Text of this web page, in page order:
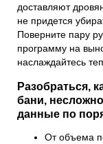
доставляют
не придется
Поверните пару
программу на
наслаждайтесь
Разобраться,
бани,
данные по
От объема